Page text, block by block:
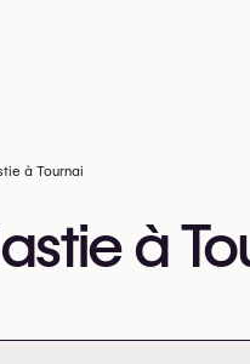
à Tournai
à